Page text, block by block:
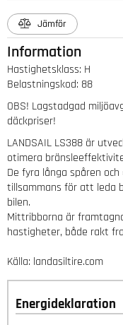
Jämför
Information
Hastighetsklass: H
Belastningskod: 88
OBS! Lagstadgad
däckpriser!
LANDSAIL LS388 är
otimera
De fyra långa spåren
tillsammans för att leda
bilen.
Mittribborna är
hastigheter, både rakt
Källa: landasiltire.com
Energideklaration